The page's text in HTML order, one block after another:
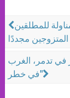
للمطلقين
المتزوجين مجددًا
في تدمر، الغرب
في خطر"